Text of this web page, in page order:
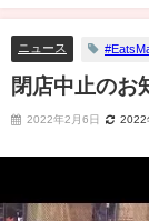
ニュース
閉店中止のお
2022年2月6日 2022